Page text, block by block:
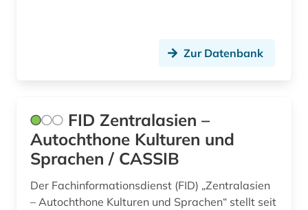
Zur Datenbank
FID Zentralasien –
Autochthone Kulturen und
Sprachen / CASSIB
Der Fachinformationsdienst (FID) „Zentralasien
– Autochthone Kulturen und Sprachen“ stellt seit